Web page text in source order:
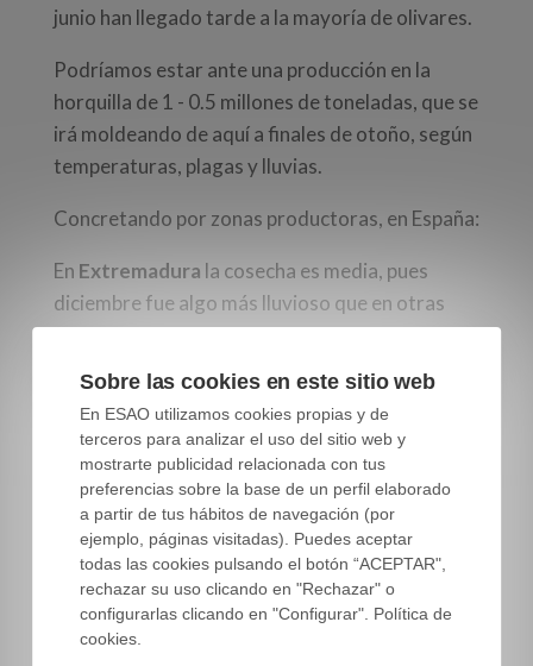
junio han llegado tarde a la mayoría de olivares.
Podríamos estar ante una producción en la
horquilla de 1 - 0.5 millones de toneladas, que se
irá moldeando de aquí a finales de otoño, según
temperaturas, plagas y lluvias.
Concretando por zonas productoras, en España:
En Extremadura la cosecha es media, pues
diciembre fue algo más lluvioso que en otras
zonas y el olivo floreció en mejor situación.
Andalucía, en las zonas tempranas y medias
la cosecha es baja, siendo mejor en las zonas
altas orientales. El centro de Andalucía, con las
campiñas de Jaén a la cabeza, aportan el grueso
de la producción nacional, por lo que si estas
zonas fallan, la cosecha nacional es baja.
Castilla la Manchala situación es análoga a la
andaluza, con algo más de cosecha en las zonas
Sobre las cookies en este sitio web
En ESAO utilizamos cookies propias y de
terceros para analizar el uso del sitio web y
mostrarte publicidad relacionada con tus
preferencias sobre la base de un perfil elaborado
a partir de tus hábitos de navegación (por
ejemplo, páginas visitadas). Puedes aceptar
todas las cookies pulsando el botón “ACEPTAR",
rechazar su uso clicando en "Rechazar" o
configurarlas clicando en "Configurar". Política de
cookies.